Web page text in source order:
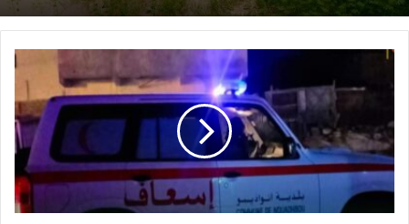
تساقطات مطرية على مناطق في ولاية الحوض